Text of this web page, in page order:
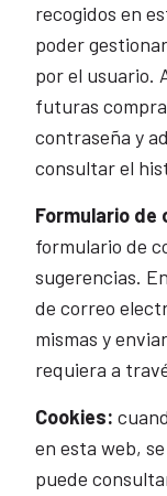
recogidos en
poder
por el usuario.
futuras
contraseña y
consultar el
Formulario
formulario de
sugerencias.
de correo
mismas y
requiera a
Cookies:
en esta web,
puede